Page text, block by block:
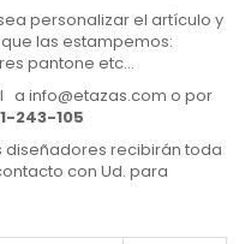
personalizar el artículo y
las estampemos:
pantone etc...
a info@etazas.com o por
243-105
recibirán toda
con Ud. para